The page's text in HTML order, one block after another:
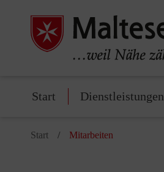
Start Dienstleistungen
Start Mitarbeiten